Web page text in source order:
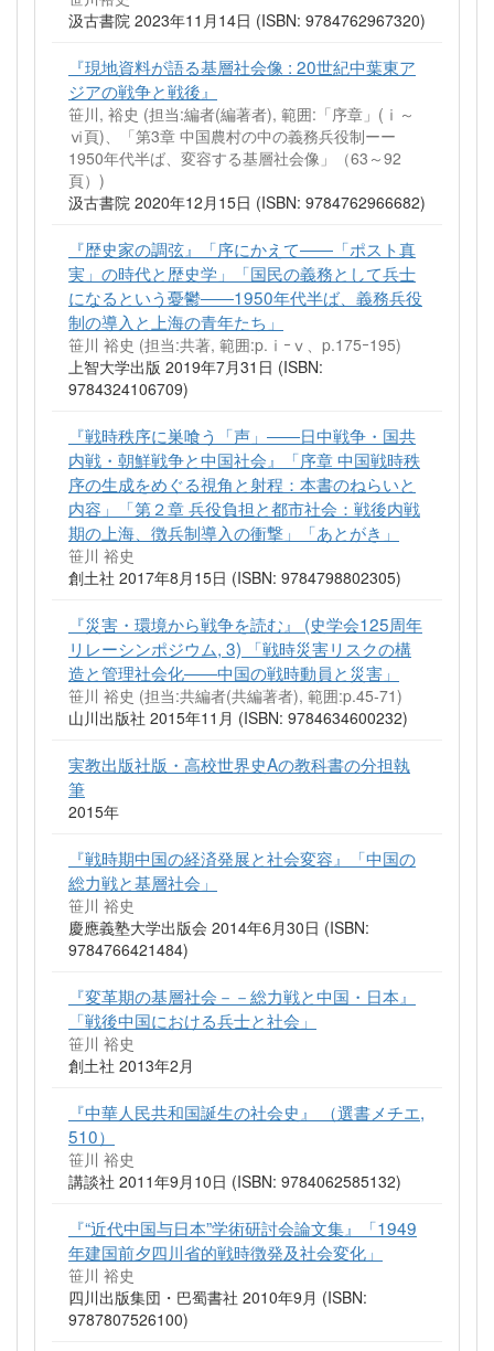
汲古書院 2023年11月14日 (ISBN: 9784762967320)
『現地資料が語る基層社会像 : 20世紀中葉東ア
ジアの戦争と戦後』
笹川, 裕史 (担当:編者(編著者), 範囲:「序章」(ⅰ～
ⅵ頁)、「第3章 中国農村の中の義務兵役制ーー
1950年代半ば、変容する基層社会像」（63～92
頁）)
汲古書院 2020年12月15日 (ISBN: 9784762966682)
『歴史家の調弦』「序にかえて――「ポスト真
実」の時代と歴史学」「国民の義務として兵士
になるという憂鬱――1950年代半ば、義務兵役
制の導入と上海の青年たち」
笹川 裕史 (担当:共著, 範囲:p.ⅰｰⅴ、p.175ｰ195)
上智大学出版 2019年7月31日 (ISBN:
9784324106709)
『戦時秩序に巣喰う「声」――日中戦争・国共
内戦・朝鮮戦争と中国社会』「序章 中国戦時秩
序の生成をめぐる視角と射程：本書のねらいと
内容」「第２章 兵役負担と都市社会：戦後内戦
期の上海、徴兵制導入の衝撃」「あとがき」
笹川 裕史
創土社 2017年8月15日 (ISBN: 9784798802305)
『災害・環境から戦争を読む』 (史学会125周年
リレーシンポジウム, 3) 「戦時災害リスクの構
造と管理社会化――中国の戦時動員と災害」
笹川 裕史 (担当:共編者(共編著者), 範囲:p.45-71)
山川出版社 2015年11月 (ISBN: 9784634600232)
実教出版社版・高校世界史Aの教科書の分担執
筆
2015年
『戦時期中国の経済発展と社会変容』「中国の
総力戦と基層社会」
笹川 裕史
慶應義塾大学出版会 2014年6月30日 (ISBN:
9784766421484)
『変革期の基層社会－－総力戦と中国・日本』
「戦後中国における兵士と社会」
笹川 裕史
創土社 2013年2月
『中華人民共和国誕生の社会史』 （選書メチエ,
510）
笹川 裕史
講談社 2011年9月10日 (ISBN: 9784062585132)
『“近代中国与日本”学術研討会論文集』「1949
年建国前夕四川省的戦時徴発及社会変化」
笹川 裕史
四川出版集団・巴蜀書社 2010年9月 (ISBN:
9787807526100)